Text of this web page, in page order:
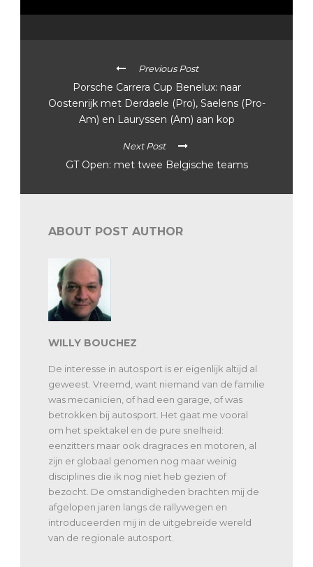
Previous Post
Porsche Carrera Cup Benelux: naar
Oostenrijk met Derdaele (Pro), Saelens (Pro-
Am) en Lauryssen (Am) aan kop
Next Post
GT Open: met twee Belgische teams
ABOUT POST AUTHOR
WILLY BOUCHEZ
De interesse in autosport is er eigenlijk altijd al
geweest. Vreemd, want niemand van de familie
was mecanicien, of had een garage, of was
betrokken bij autosport. Het gaat me vooral
om het spektakel en de pure snelheid:
eenzitters maar ook dragraces en motoren, al
zijn er globaal genomen nog maar weinig
disciplines die ik nog niet heb gezien of
bezocht. De omstandigheden brachten mij de
afgelopen jaren langs de rallywegen en
introduceerden mij in de uitgebreide wereld
van de regionale autosport.